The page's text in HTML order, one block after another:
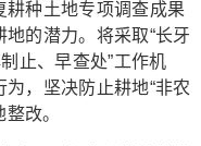
耕种土地专项调查成果
的潜力。将采取“长牙
止、早查处”工作机
，坚决防止耕地“非农
改。